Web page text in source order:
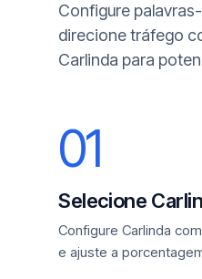
Configure
direcione tráfego
Carlinda para
01
Selecione
Configure Carlinda
e ajuste a